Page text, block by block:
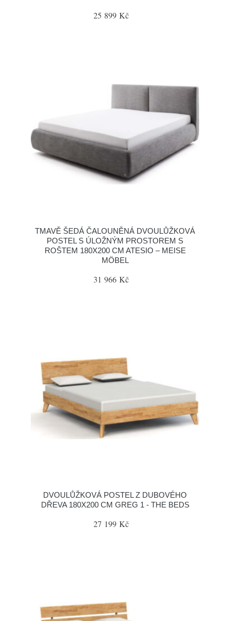
25 899 Kč
TMAVĚ ŠEDÁ ČALOUNĚNÁ DVOULŮŽKOVÁ
POSTEL S ÚLOŽNÝM PROSTOREM S
ROŠTEM 180X200 CM ATESIO – MEISE
MÖBEL
31 966 Kč
DVOULŮŽKOVÁ POSTEL Z DUBOVÉHO
DŘEVA 180X200 CM GREG 1 - THE BEDS
27 199 Kč